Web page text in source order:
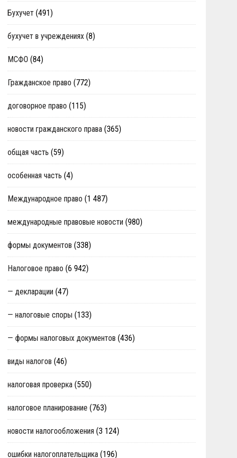
Бухучет (491)
бухучет в учреждениях (8)
МСФО (84)
Гражданское право (772)
договорное право (115)
новости гражданского права (365)
общая часть (59)
особенная часть (4)
Международное право (1 487)
международные правовые новости (980)
формы документов (338)
Налоговое право (6 942)
— декларации (47)
— налоговые споры (133)
— формы налоговых документов (436)
виды налогов (46)
налоговая проверка (550)
налоговое планирование (763)
новости налогообложения (3 124)
ошибки налогоплательщика (196)